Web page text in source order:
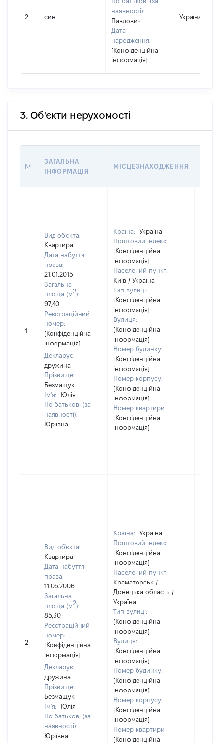
2 син
наявності):
Павлович
Дата
народження:
[Конфіденційна
інформація]
Україна
3. Об'єкти нерухомості
№
ЗАГАЛЬНА
ІНФОРМАЦІЯ
МІСЦЕЗНАХОДЖЕННЯ
1
Вид об'єкта:
Квартира
Дата набуття
права:
21.01.2015
Загальна
площа (м2):
97,40
Реєстраційний
номер:
[Конфіденційна
інформація]
Декларує:
дружина
Прізвище:
Безмащук
Ім'я:
Юлія
По батькові (за
наявності):
Юріївна
Країна:
Україна
Поштовий індекс:
[Конфіденційна
інформація]
Населений пункт:
Київ / Україна
Тип вулиці:
[Конфіденційна
інформація]
Вулиця:
[Конфіденційна
інформація]
Номер будинку:
[Конфіденційна
інформація]
Номер корпусу:
[Конфіденційна
інформація]
Номер квартири:
[Конфіденційна
інформація]
2
Вид об'єкта:
Квартира
Дата набуття
права:
11.05.2006
Загальна
площа (м2):
85,30
Реєстраційний
номер:
[Конфіденційна
інформація]
Декларує:
дружина
Прізвище:
Безмащук
Ім'я:
Юлія
По батькові (за
наявності):
Юріївна
Країна:
Україна
Поштовий індекс:
[Конфіденційна
інформація]
Населений пункт:
Краматорськ /
Донецька область /
Україна
Тип вулиці:
[Конфіденційна
інформація]
Вулиця:
[Конфіденційна
інформація]
Номер будинку:
[Конфіденційна
інформація]
Номер корпусу:
[Конфіденційна
інформація]
Номер квартири:
[Конфіденційна